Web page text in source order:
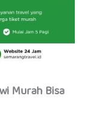
Murah Bisa